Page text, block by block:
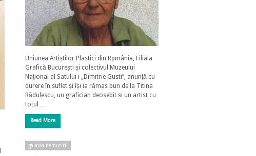
Uniunea Artiștilor Plastici din Rpmânia, Filiala
Grafică București și colectivul Muzeului
Național al Satului i „Dimitrie Gusti”, anunță cu
durere în suflet și își ia rămas bun de la Titina
Rădulescu, un grafician deosebit și un artist cu
totul …
Read More
galaxia nemuririi